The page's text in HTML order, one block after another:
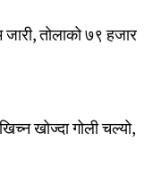
तोलाको ७९ हजार
खोज्दा गोली चल्यो,